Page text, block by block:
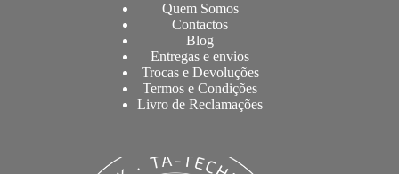
Quem Somos
Contactos
Blog
Entregas e envios
Trocas e Devoluções
Termos e Condições
Livro de Reclamações